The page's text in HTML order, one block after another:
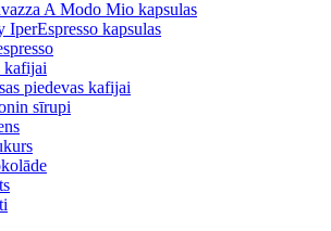
A Modo Mio kapsulas
IperEspresso kapsulas
kafijai
piedevas kafijai
sīrupi